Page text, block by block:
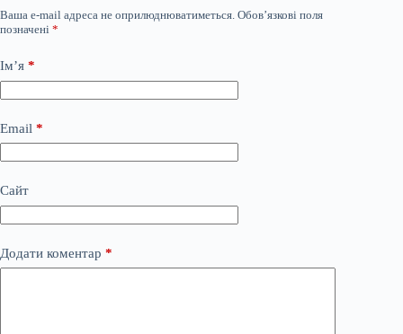
Ваша e-mail адреса не оприлюднюватиметься. Обов’язкові поля
позначені *
Ім’я *
Email *
Сайт
Додати коментар *